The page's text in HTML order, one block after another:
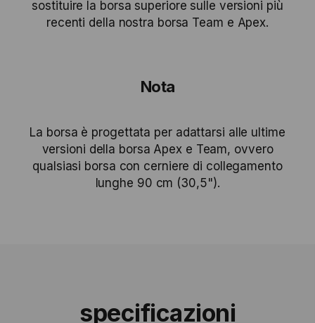
sostituire la borsa superiore sulle versioni più
recenti della nostra borsa Team e Apex.
Nota
La borsa è progettata per adattarsi alle ultime
versioni della borsa Apex e Team, ovvero
qualsiasi borsa con cerniere di collegamento
lunghe 90 cm (30,5").
specificazioni